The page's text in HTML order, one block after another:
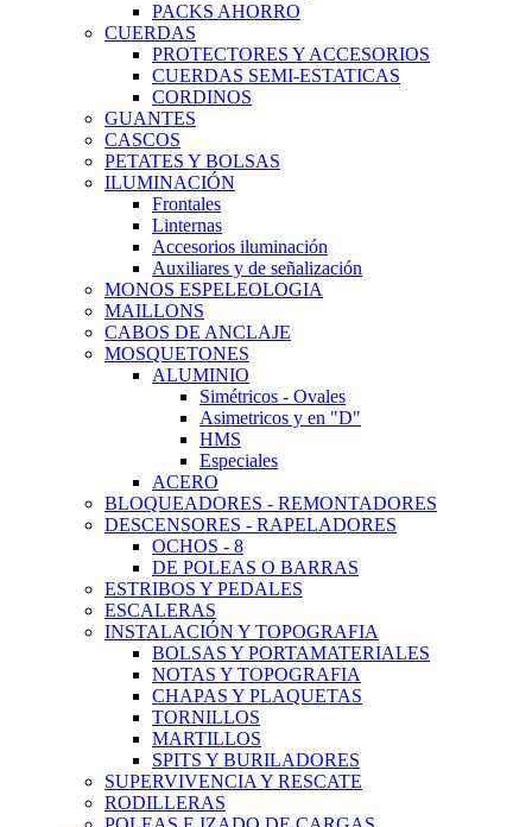
PACKS AHORRO
CUERDAS
PROTECTORES Y ACCESORIOS
CUERDAS SEMI-ESTATICAS
CORDINOS
GUANTES
CASCOS
PETATES Y BOLSAS
ILUMINACIÓN
Frontales
Linternas
Accesorios iluminación
Auxiliares y de señalización
MONOS ESPELEOLOGIA
MAILLONS
CABOS DE ANCLAJE
MOSQUETONES
ALUMINIO
Simétricos - Ovales
Asimetricos y en "D"
HMS
Especiales
ACERO
BLOQUEADORES - REMONTADORES
DESCENSORES - RAPELADORES
OCHOS - 8
DE POLEAS O BARRAS
ESTRIBOS Y PEDALES
ESCALERAS
INSTALACIÓN Y TOPOGRAFIA
BOLSAS Y PORTAMATERIALES
NOTAS Y TOPOGRAFIA
CHAPAS Y PLAQUETAS
TORNILLOS
MARTILLOS
SPITS Y BURILADORES
SUPERVIVENCIA Y RESCATE
RODILLERAS